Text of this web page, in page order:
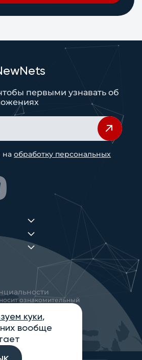
первыми узнавать об
наобработку персональных
ознакомительный
публичной офертой,
статьи 437
РФ
Интеграция
куки,
вообще